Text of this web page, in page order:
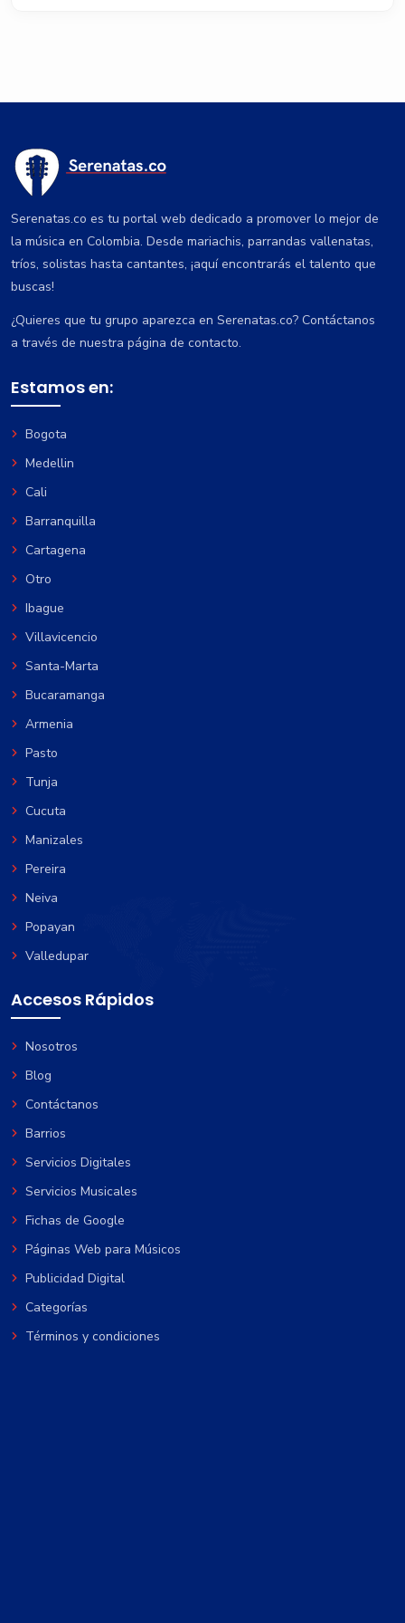
Serenatas.co es tu portal web dedicado a promover lo mejor de
la música en Colombia. Desde mariachis, parrandas vallenatas,
tríos, solistas hasta cantantes, ¡aquí encontrarás el talento que
buscas!
¿Quieres que tu grupo aparezca en Serenatas.co? Contáctanos
a través de nuestra página de contacto.
Estamos en:
Bogota
Medellin
Cali
Barranquilla
Cartagena
Otro
Ibague
Villavicencio
Santa-Marta
Bucaramanga
Armenia
Pasto
Tunja
Cucuta
Manizales
Pereira
Neiva
Popayan
Valledupar
Accesos Rápidos
Nosotros
Blog
Contáctanos
Barrios
Servicios Digitales
Servicios Musicales
Fichas de Google
Páginas Web para Músicos
Publicidad Digital
Categorías
Términos y condiciones